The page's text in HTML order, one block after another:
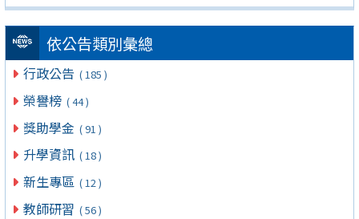
依公告類別彙總
行政公告 ( 185 )
榮譽榜 ( 44 )
獎助學金 ( 91 )
升學資訊 ( 18 )
新生專區 ( 12 )
教師研習 ( 56 )